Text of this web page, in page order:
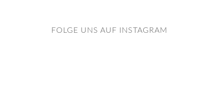
FOLGE UNS AUF INSTAGRAM